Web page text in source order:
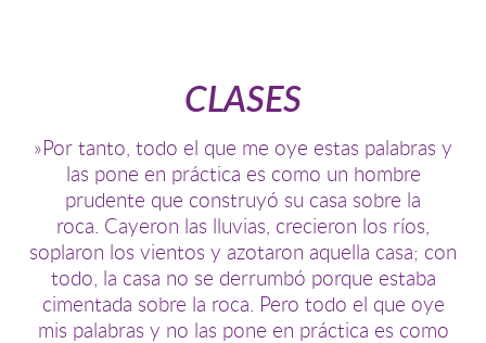
CLASES
»Por tanto, todo el que me oye estas palabras y
las pone en práctica es como un hombre
prudente que construyó su casa sobre la
roca. Cayeron las lluvias, crecieron los ríos,
soplaron los vientos y azotaron aquella casa; con
todo, la casa no se derrumbó porque estaba
cimentada sobre la roca.
Pero todo el que oye
mis palabras y no las pone en práctica es como